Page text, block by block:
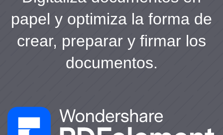
papel y optimiza la forma de
crear, preparar y firmar los
documentos.